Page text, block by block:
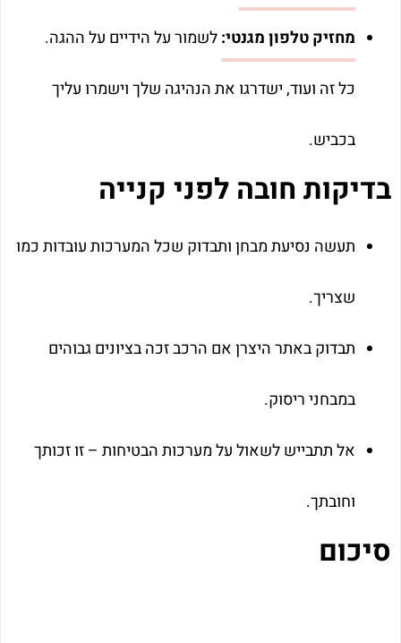
מחזיק טלפון מגנטי:לשמור על הידיים על ההגה.
כל זה ועוד, ישדרגו את הנהיגה שלך וישמרו עליך
בכביש.
בדיקות חובה לפני קנייה
תעשה נסיעת מבחן ותבדוק שכל המערכות עובדות כמו
שצריך.
תבדוק באתר היצרן אם הרכב זכה בציונים גבוהים
במבחני ריסוק.
אל תתבייש לשאול על מערכות הבטיחות – זו זכותך
וחובתך.
סיכום